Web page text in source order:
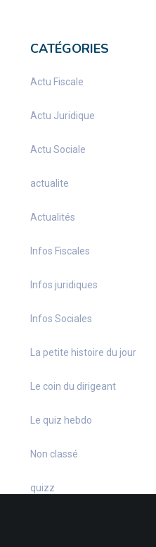
CATÉGORIES
Actu Fiscale
Actu Juridique
Actu Sociale
actualite
Actualités
Infos Fiscales
Infos juridiques
Infos Sociales
La petite histoire du jour
Le coin du dirigeant
Le quiz hebdo
Non classé
quizz